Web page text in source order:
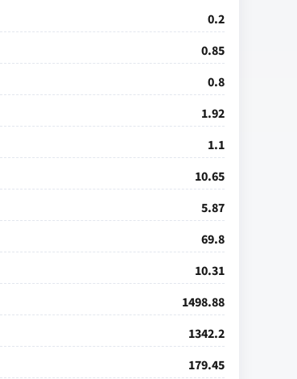
0.2
0.85
0.8
1.92
1.1
10.65
5.87
69.8
10.31
1498.88
1342.2
179.45